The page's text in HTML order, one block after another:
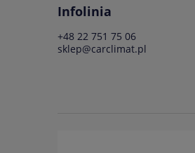
Infolinia
+48 22 751 75 06
sklep@carclimat.pl